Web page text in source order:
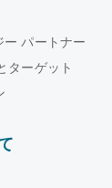
ー パートナー
ターゲット